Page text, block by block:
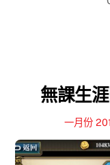
無課生涯
一月份